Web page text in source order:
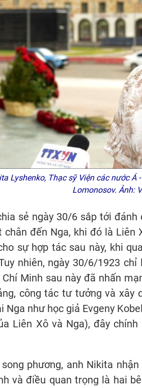
Lyshenko, Thạc sỹ Viện các nước
Lomonosov. Ảnh:
sẻ ngày 30/6 sắp tới
chân đến Nga, khi đó là Liên
sự hợp tác sau này, khi
nhiên, ngày 30/6/1923
Chí Minh sau này đã nhấn
công tác tư tưởng và xây
Nga như học giả Evgeny
Liên Xô và Nga), đây
phương, anh Nikita
và điều quan trọng là hai